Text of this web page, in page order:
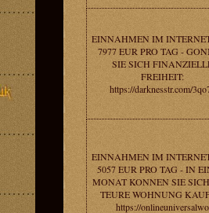
EINNAHMEN IM
7977 EUR PRO TAG -
SIE SICH
FREIHEIT:
https://darknesstr.com/
EINNAHMEN IM
5057 EUR PRO TAG - IN
MONAT KONNEN SIE
TEURE WOHNUNG
https://onlineuniversalwo